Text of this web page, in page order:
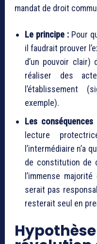
mandat de droit
Le principe :Pour
il faudrait prouver
d’un pouvoir clair)
réaliser des
l’établissement
exemple).
Les conséquences
lecture
l’intermédiaire n’a
de constitution de
l’immense
serait pas
resterait seul en
Hypothèse